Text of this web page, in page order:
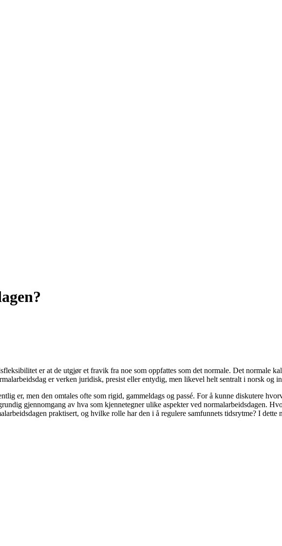
er at de utgjør et fravik fra noe som oppfattes som det normale. Det normale
er verken juridisk, presist eller entydig, men likevel helt sentralt i norsk og
er, men den omtales ofte som rigid, gammeldags og passé. For å kunne diskutere
gjennomgang av hva som kjennetegner ulike aspekter ved normalarbeidsdagen.
praktisert, og hvilke rolle har den i å regulere samfunnets tidsrytme? I dette